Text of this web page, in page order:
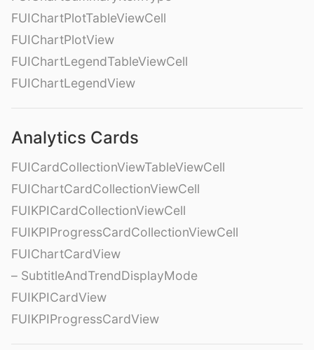
FUIChartPlotTableViewCell
FUIChartPlotView
FUIChartLegendTableViewCell
FUIChartLegendView
Analytics Cards
FUICardCollectionViewTableViewCell
FUIChartCardCollectionViewCell
FUIKPICardCollectionViewCell
FUIKPIProgressCardCollectionViewCell
FUIChartCardView
– SubtitleAndTrendDisplayMode
FUIKPICardView
FUIKPIProgressCardView